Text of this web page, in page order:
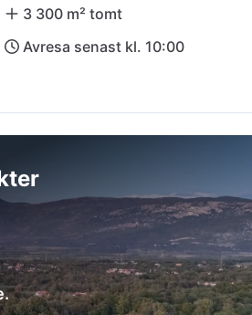
3 300 m² tomt
Avresa senast kl. 10:00